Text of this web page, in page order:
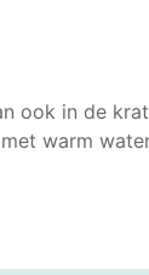
ook in de
warm